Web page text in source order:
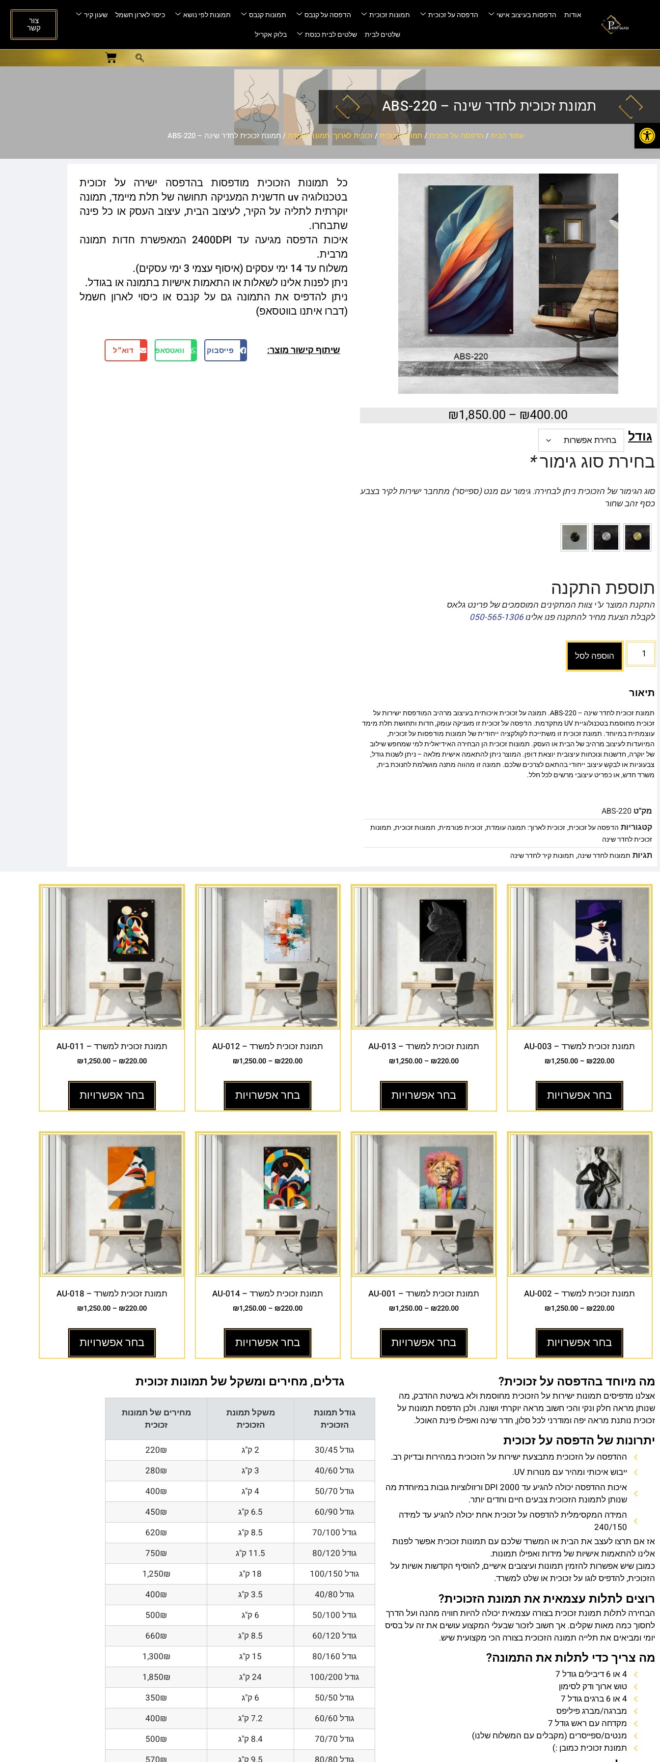
אודות הדפסות בעיצוב אישי הדפסה על זכוכית תמונות זכוכית הדפסה על קנבס תמונות קנבס תמונות לפי נושא כיסוי לארון חשמל
שעון קיר
שלטים לבית
שלטים לבית כנסת בלוק אקריל
צור
קשר
תמונת זכוכית לחדר שינה – ABS-220
עמוד הבית/ הדפסה על זכוכית/ תמונות זכוכית/זכוכית לארוך: תמונה עומדת/ תמונת זכוכית לחדר שינה – ABS-220
₪400.00
–
₪1,850.00
גודל
בחירת סוג גימור*
סוג הגימור של הזכוכית ניתן לבחירה: גימור עם מנט (ספייסר) מתחבר ישירות לקיר בצבע
כסף זהב שחור
תוספת התקנה
התקנת המוצר ע"י צוות המתקינים המוסמכים של פרינט גלאס
לקבלת הצעת מחיר להתקנה פנו אלינו050-565-1306
הוספה לסל
תיאור
תמונת זכוכית לחדר שינה – ABS-220. תמונה על זכוכית איכותית בעיצוב מרהיב המודפסת ישירות על
זכוכית מחוסמת בטכנולוגיית UV מתקדמת. הדפסה על זכוכית זו מעניקה עומק, חדות ותחושת תלת מימד
עוצמתית במיוחד. תמונת זכוכית זו משתייכת לקולקציה ייחודית של תמונות מודפסות על זכוכית,
המיועדות לעיצוב מרהיב של הבית או העסק. תמונות זכוכית הן הבחירה האידיאלית למי שמחפש שילוב
של יוקרה, חדשנות ונוכחות עיצובית יוצאת דופן. המוצר ניתן להתאמה אישית מלאה – ניתן לשנות גודל,
צבעוניות או לבקש עיצוב ייחודי בהתאם לצרכים שלכם. תמונה זו מהווה מתנה מושלמת לחנוכת בית,
משרד חדש, או כפריט עיצובי מרשים לכל חלל.
מק"ט ABS-220
קטגוריות הדפסה על זכוכית,זכוכית לארוך: תמונה עומדת,זכוכית פנורמית, תמונות זכוכית, תמונות
זכוכית לחדר שינה
תגיות תמונות לחדר שינה, תמונות קיר לחדר שינה
כל תמונות הזכוכית מודפסות בהדפסה ישירה על זכוכית
בטכנולוגיה uv חדשנית המעניקה תחושה של תלת מיימד, תמונה
יוקרתית לתליה על הקיר, לעיצוב הבית, עיצוב העסק או כל פינה
שתבחרו.
איכות הדפסה מגיעה עד 2400DPI המאפשרת חדות תמונה
מרבית.
משלוח עד 14 ימי עסקים (איסוף עצמי 3 ימי עסקים).
ניתן לפנות אלינו לשאלות או התאמות אישיות בתמונה או בגודל.
ניתן להדפיס את התמונה גם על קנבס או כיסוי לארון חשמל
(דברו איתנו בווטסאפ)
שיתוף קישור מוצר: פייסבוק וואטסאפ דוא״ל
תמונת זכוכית למשרד – AU-003
₪220.00
–
₪1,250.00
בחר אפשרויות
תמונת זכוכית למשרד – AU-013
₪220.00
–
₪1,250.00
בחר אפשרויות
תמונת זכוכית למשרד – AU-012
₪220.00
–
₪1,250.00
בחר אפשרויות
תמונת זכוכית למשרד – AU-011
₪220.00
–
₪1,250.00
בחר אפשרויות
תמונת זכוכית למשרד – AU-002
₪220.00
–
₪1,250.00
בחר אפשרויות
תמונת זכוכית למשרד – AU-001
₪220.00
–
₪1,250.00
בחר אפשרויות
תמונת זכוכית למשרד – AU-014
₪220.00
–
₪1,250.00
בחר אפשרויות
תמונת זכוכית למשרד – AU-018
₪220.00
–
₪1,250.00
בחר אפשרויות
מה מיוחד בהדפסה על זכוכית?
אצלנו מדפיסים תמונות ישירות על הזכוכית מחוסמת ולא בשיטת ההדבק, מה
שנותן מראה חלק ונקי והכי חשוב מראה יוקרתי ושונה. ולכן הדפסת תמונות על
זכוכית נותנת מראה יפה ומודרני לכל סלון, חדר שינה ואפילו פינת האוכל.
יתרונות של הדפסה על זכוכית
ההדפסה על הזכוכית מתבצעת ישירות על הזכוכית במהירות ובדיוק רב.
ייבוש איכותי ומהיר עם מנורות UV.
איכות ההדפסה יכולה להגיע עד 2000 DPI ורזולוציות גובות במיוחדת מה
שנותן לתמונת הזכוכית צבעים חיים וחדים יותר.
המידה המקסימלית להדפסה על זכוכית אחת יכולה להגיע עד למידה
240/150
אז אם תרצו לעצב את הבית או המשרד שלכם עם תמונות זכוכית אפשר לפנות
אלינו להתאמות אישיות של מידות ואפילו תמונות.
כמובן שיש אפשרות להזמין תמונות ועיצובים אישיים, להוסיף הקדשות אשיות על
הזכוכית, להדפיס לוגו על זכוכית או שלט למשרד.
רוצים לתלות עצמאית את תמונת הזכוכית?
הבחירה לתלות תמונת זכוכית בצורה עצמאית יכולה להיות חוויה מהנה ועל הדרך
לחסוך כמה מאות שקלים. אך חשוב לזכור שבעלי המקצוע עושים את זה על בסיס
יומי ומביאים את תלייה תמונה הזכוכית בצורה הכי מקצועית שיש.
מה צריך כדי לתלות את התמונה?
4 או 6 דיבילים גודל 7
טוש ארוך ודק לסימון
4 או 6 ברגים גודל 7
מברגה/מברג פיליפס
מקדחה עם ראש גודל 7
מנטים/ספייסרים (מקבלים עם המשלוח שלנו)
תמונת זכוכית כמובן :)
גדלים, מחירים ומשקל של תמונות זכוכית
גודל תמונת
הזכוכית
משקל תמונת
הזכוכית
מחירים של תמונות
זכוכית
גודל 30/45 2 ק"ג
220₪
גודל 40/60
3 ק"ג
280₪
גודל 50/70
4 ק"ג
400₪
גודל 60/90
6.5 ק"ג
450₪
גודל 70/100
8.5 ק"ג
620₪
גודל 80/120
11.5 ק"ג
750₪
גודל 100/150
18 ק"ג
1,250₪
גודל 40/80
3.5 ק"ג
400₪
גודל 50/100
6 ק"ג
500₪
גודל 60/120
8.5 ק"ג
660₪
גודל 80/160
15 ק"ג
1,300₪
גודל 100/200
24 ק"ג
1,850₪
גודל 50/50
6 ק"ג
350₪
גודל 60/60
7.2 ק"ג
400₪
גודל 70/70
8.4 ק"ג
500₪
פתח סרגל נגישות